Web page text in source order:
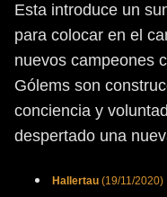
Esta introduce un
para colocar en el
nuevos campeones
Gólems son
conciencia y
despertado una
Hallertau (19/11/2020)